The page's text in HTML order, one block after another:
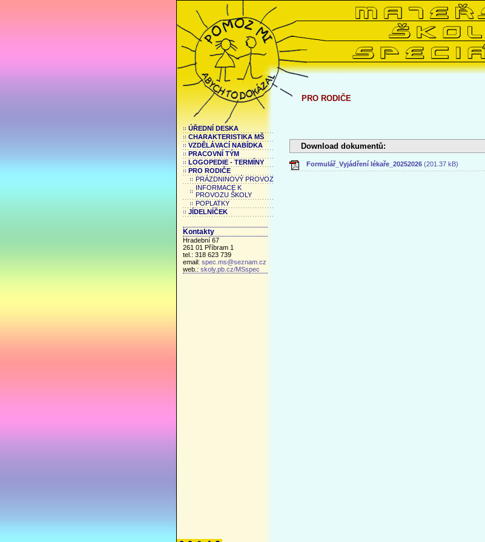
ÚŘEDNÍ DESKA
CHARAKTERISTIKA MŠ
VZDĚLÁVACÍ NABÍDKA
PRACOVNÍ TÝM
LOGOPEDIE - TERMÍNY
PRO RODIČE
PRÁZDNINOVÝ PROVOZ
INFORMACE K
PROVOZU ŠKOLY
POPLATKY
JÍDELNÍČEK
Kontakty
Hradební 67
261 01 Příbram 1
tel.: 318 623 739
email: spec.ms@seznam.cz
web.: skoly.pb.cz/MSspec
PRO RODIČE
Download dokumentů:
Formulář_Vyjádření lékaře_20252026 (201.37 kB)